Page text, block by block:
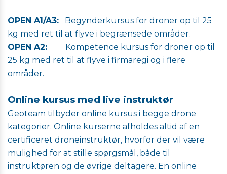
OPEN A1/A3: Begynderkursus for droner op til 25
kg med ret til at flyve i begrænsede områder.
OPEN A2:
Kompetence kursus for droner op til
25 kg med ret til at flyve i firmaregi og i flere
områder.
Online kursus med live instruktør
Geoteam tilbyder online kursus i begge drone
kategorier. Online kurserne afholdes altid af en
certificeret droneinstruktør, hvorfor der vil være
mulighed for at stille spørgsmål, både til
instruktøren og de øvrige deltagere. En online